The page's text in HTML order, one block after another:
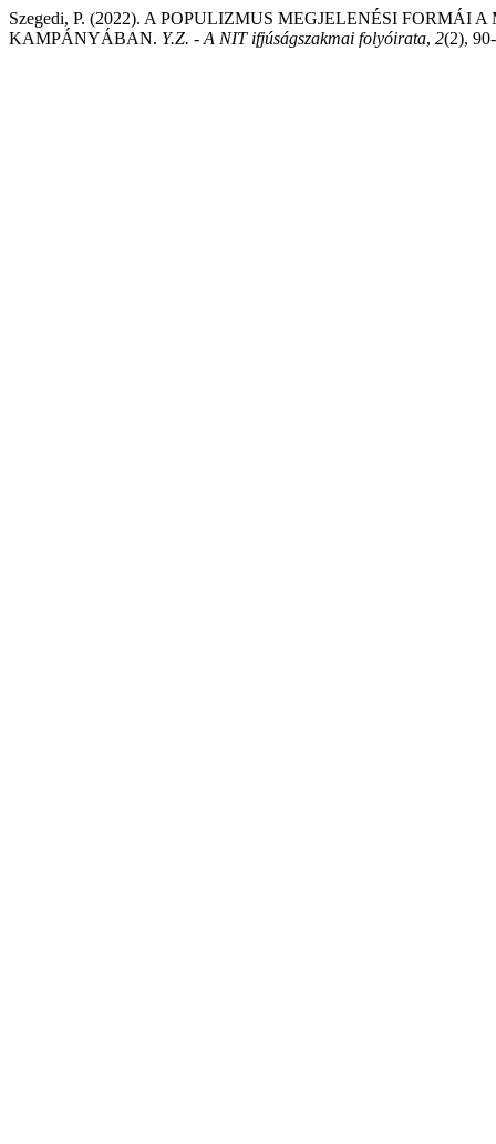
Szegedi, P. (2022). A POPULIZMUS MEGJELENÉSI
KAMPÁNYÁBAN. Y.Z. - A NIT ifjúságszakmai folyóirata, 2(2),